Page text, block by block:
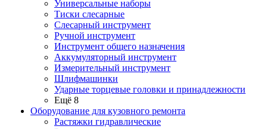
Универсальные наборы
Тиски слесарные
Слесарный инструмент
Ручной инструмент
Инструмент общего назначения
Аккумуляторный инструмент
Измерительный инструмент
Шлифмашинки
Ударные торцевые головки и принадлежности
Ещё 8
Оборудование для кузовного ремонта
Растяжки гидравлические